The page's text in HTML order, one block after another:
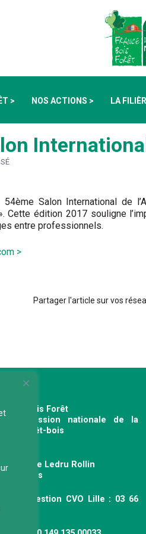
> NOS ACTIONS > LA
Salon International de
Cette édition 2017 souligne
entre professionnels.
>
Partager l'article sur vos
Bois Forêt
Interprofession nationale de la
filière forêt-bois
avenue Ledru Rollin
75011 Paris
Service gestion CVO Lille : 03 66
39 63